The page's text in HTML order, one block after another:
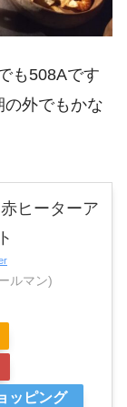
も508Aです
外でもかな
ヒーターア
ルマン)
ッピング